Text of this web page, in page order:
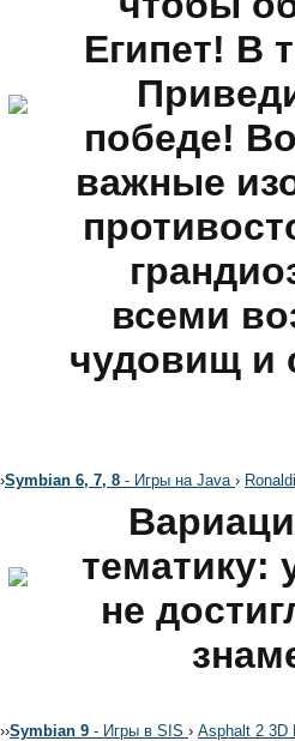
Египет! В
победе!
важные
всеми
чудовищ и
›Symbian 6, 7, 8 - Игры на Java ›
тематику:
не
››Symbian 9 - Игры в SIS › Asphalt 2 3D